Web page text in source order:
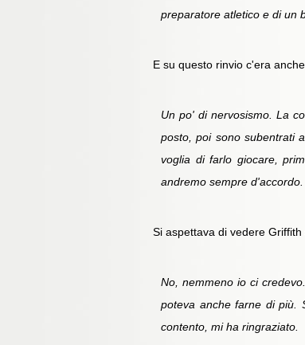
preparatore atletico e di un
E su questo rinvio c'era
Un po' di nervosismo. La
posto, poi sono subentrati
voglia di farlo giocare,
andremo sempre d'accordo.
Si aspettava di vedere
No, nemmeno io ci
poteva anche farne di più.
contento, mi ha ringraziato.